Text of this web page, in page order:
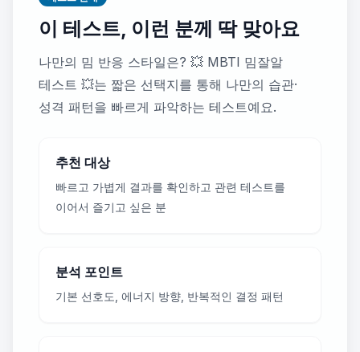
이 테스트, 이런 분께 딱 맞아요
나만의 밈 반응 스타일은? 💥 MBTI 밈잘알
테스트 💥는 짧은 선택지를 통해 나만의 습관·
성격 패턴을 빠르게 파악하는 테스트예요.
추천 대상
빠르고 가볍게 결과를 확인하고 관련 테스트를
이어서 즐기고 싶은 분
분석 포인트
기본 선호도, 에너지 방향, 반복적인 결정 패턴